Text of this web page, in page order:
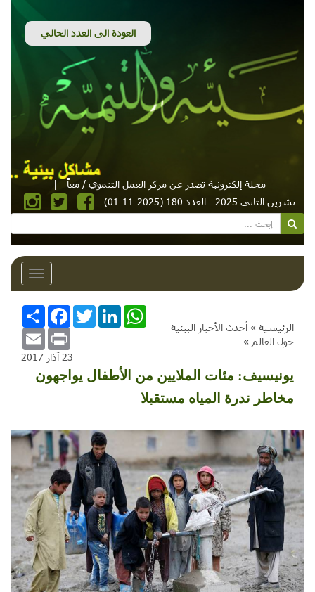
مجلة إلكترونية تصدر عن مركز العمل التنموي / معاً
|
تشرين الثاني 2025 - العدد 180 (2025-11-01)
Toggle
الرئيسية » أحدث الأخبار البيئية
حول العالم »
انشر
FacebookTwitterLinkedInWhatsApp
Email Print
23 آذار 2017
يونيسيف: مئات الملايين من الأطفال يواجهون
مخاطر ندرة المياه مستقبلا